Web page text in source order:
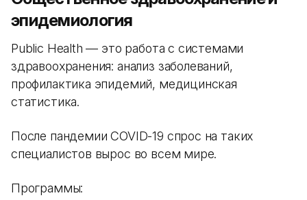
эпидемиология
Public Health — это работа с системами
здравоохранения: анализ заболеваний,
профилактика эпидемий, медицинская
статистика.
После пандемии COVID-19 спрос на таких
специалистов вырос во всем мире.
Программы: